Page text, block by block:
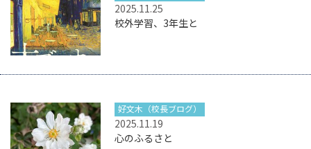
2025.11.25
校外学習、3年生と
2025.11.19
好文木（校長ブログ）
心のふるさと